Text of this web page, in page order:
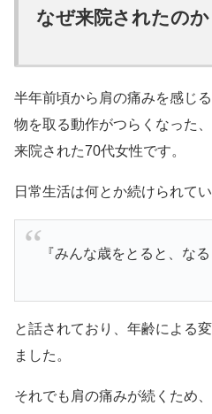
なぜ来院されたのか
半年前頃から肩の痛みを感じ
物を取る動作がつらくなった
来院された70代女性です。
日常生活は何とか続けられて
『みんな歳をとると、な
と話されており、年齢による
ました。
それでも肩の痛みが続くため